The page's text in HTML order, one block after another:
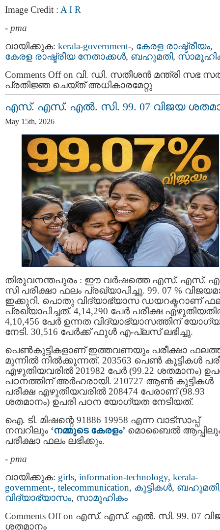
Image Credit : A I R
- pma
വായിക്കുക: kerala-government-, കേരള രാഷ്ട്രീയം,
കേരള രാഷ്ട്രീയ നേതാക്കള്‍, ബഹുമതി,
Comments Offon വി. ഡി. സതീശന്‍ മന്ത്രി സഭ
പ്രതിജ്ഞ ചെയ്ത് അധികാരമേറ്റു
എസ്. എസ്. എൽ. സി. 99. 07 വിജയ
May 15th, 2026
തിരുവനന്തപുരം : ഈ വർഷത്തെ എസ്. എസ്.
സി പരീക്ഷാ ഫലം പ്രഖ്യാപിച്ചു. 99. 07 %
ഇക്കുറി. പൊതു വിദ്യാഭ്യാസ ഡയറക്ടറാണ്
പ്രഖ്യാപിച്ചത്. 4,14,290 പേർ പരീക്ഷ
4,10,456 പേർ ഉന്നത വിദ്യാഭ്യാസത്തിന്
നേടി. 30,516 പേര്‍ക്ക് ഫുള്‍ എ-പ്ലസ് ലഭിച്ചു.
പെൺകുട്ടികളാണ് ഇത്തവണയും പരീക്ഷാ
മുന്നിൽ നിൽക്കുന്നത്. 203563 പെൺ കുട്ടികൾ
എഴുതിയവരിൽ 201982 പേര്‍ (99.22 ശതമാനം)
പഠനത്തിന് അർഹരായി. 210727 ആൺ കുട്ടികൾ
പരീക്ഷ എഴുതിയവരിൽ 208474 പേരാണ് (98.93
ശതമാനം) ഉപരി പഠന യോഗ്യത നേടിയത്.
ഐ. ടി. മിഷന്റെ 91886 19958 എന്ന വാട്‌സാപ്പ്
നമ്പറിലും ‘നമ്മുടെ കേരളം’ മൊബൈൽ
പരീക്ഷാ ഫലം ലഭിക്കും.
- pma
വായിക്കുക: girls, information-technology, kerala-
government-, telecommunication, കുട്ടികള്‍, ബഹുമതി
വിദ്യാഭ്യാസം, സാമൂഹികം
Comments Offon എസ്. എസ്. എൽ. സി. 99. 07
ശതമാനം